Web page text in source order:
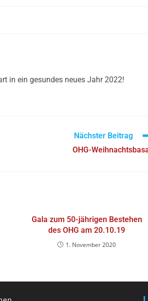
in ein gesundes neues Jahr 2022!
Nächster Beitrag
OHG-
Gala zum 50-jährigen Bestehen
des OHG am 20.10.19
1. November 2020